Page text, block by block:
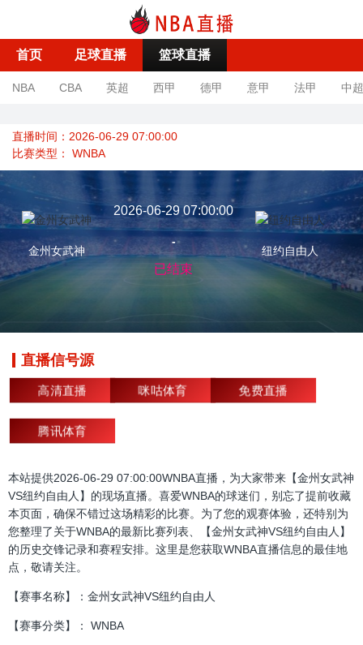
首页 足球直播 篮球直播
NBA CBA 英超 西甲 德甲 意甲 法甲 中超
直播时间：2026-06-29 07:00:00
比赛类型： WNBA
金州女武神
2026-06-29 07:00:00
-
已结束
纽约自由人
直播信号源
高清直播 咪咕体育 免费直播
腾讯体育
本站提供2026-06-29 07:00:00WNBA直播，为大家带来【金州女武神
VS纽约自由人】的现场直播。喜爱WNBA的球迷们，别忘了提前收藏
本页面，确保不错过这场精彩的比赛。为了您的观赛体验，还特别为
您整理了关于WNBA的最新比赛列表、【金州女武神VS纽约自由人】
的历史交锋记录和赛程安排。这里是您获取WNBA直播信息的最佳地
点，敬请关注。
【赛事名称】：金州女武神VS纽约自由人
【赛事分类】： WNBA